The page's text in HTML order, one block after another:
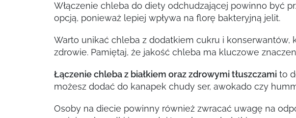
Włączenie chleba do diety odchudzającej powinno być
opcją, ponieważ lepiej wpływa na florę bakteryjną jelit.
Warto unikać chleba z dodatkiem cukru i konserwantów,
zdrowie. Pamiętaj, że jakość chleba ma kluczowe
Łączenie chleba z białkiem oraz zdrowymi tłuszczamito
możesz dodać do kanapek chudy ser, awokado czy
Osoby na diecie powinny również zwracać uwagę na